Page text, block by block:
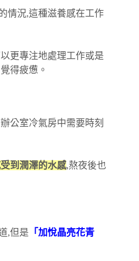
情況,這種滋養感在工作
更專注地處理工作或是
得疲憊。
公室冷氣房中需要時刻
到潤澤的水感,熬夜後也
,但是 「加悅晶亮花青